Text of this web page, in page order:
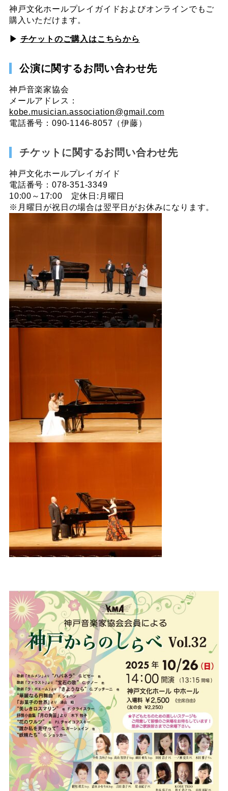
神戸文化ホールプレイガイドおよびオンラインでもご
購入いただけます。
▶︎ チケットのご購入はこちらから
公演に関するお問い合わせ先
神⼾⾳楽家協会
メールアドレス：
kobe.musician.association@gmail.com
電話番号：090-1146-8057（伊藤）
チケットに関するお問い合わせ先
神戸文化ホールプレイガイド
電話番号：078-351-3349
10:00～17:00 定休日:月曜日
※月曜日が祝日の場合は翌平日がお休みになります。